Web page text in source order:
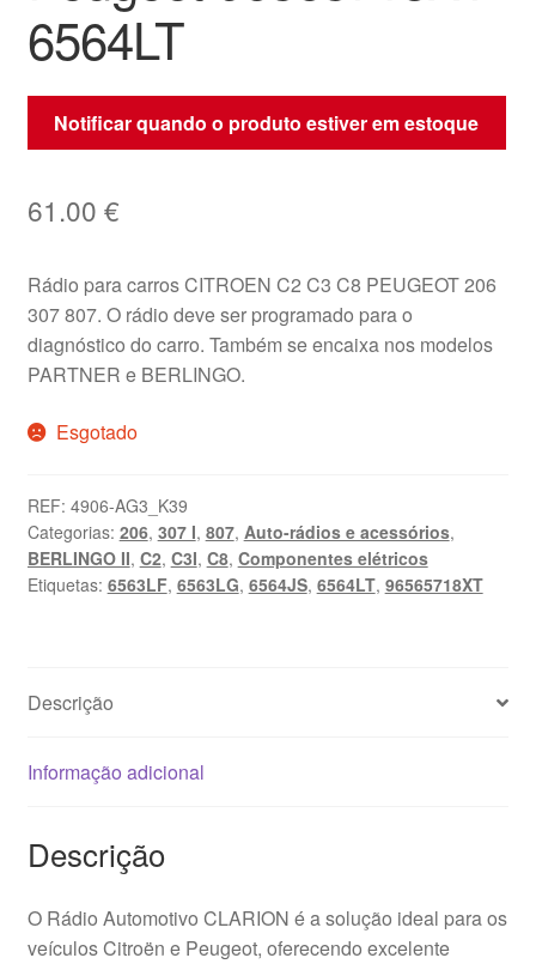
6564LT
Notificar quando o produto estiver em estoque
61.00 €
Rádio para carros CITROEN C2 C3 C8 PEUGEOT 206
307 807. O rádio deve ser programado para o
diagnóstico do carro. Também se encaixa nos modelos
PARTNER e BERLINGO.
Esgotado
REF: 4906-AG3_K39
Categorias: 206, 307 I, 807, Auto-rádios e acessórios,
BERLINGO II, C2, C3I, C8, Componentes elétricos
Etiquetas: 6563LF, 6563LG, 6564JS, 6564LT, 96565718XT
Descrição
Informação adicional
Descrição
O Rádio Automotivo CLARION é a solução ideal para os
veículos Citroën e Peugeot, oferecendo excelente